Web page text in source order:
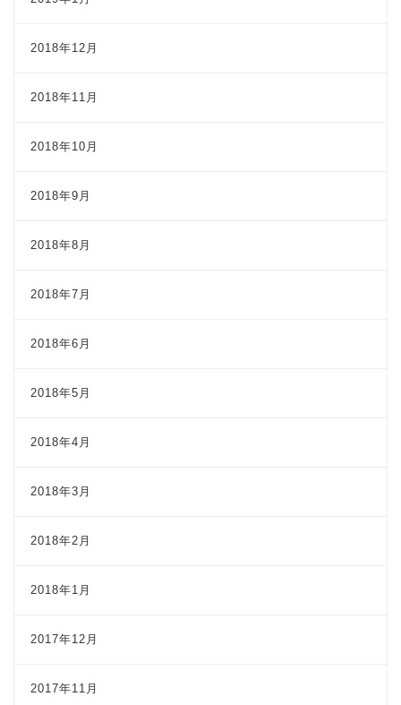
2018年12月
2018年11月
2018年10月
2018年9月
2018年8月
2018年7月
2018年6月
2018年5月
2018年4月
2018年3月
2018年2月
2018年1月
2017年12月
2017年11月